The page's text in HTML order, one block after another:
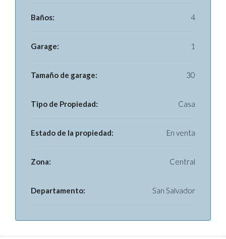
Baños: 4
Garage: 1
Tamaño de garage: 30
Tipo de Propiedad: Casa
Estado de la propiedad: En venta
Zona: Central
Departamento: San Salvador